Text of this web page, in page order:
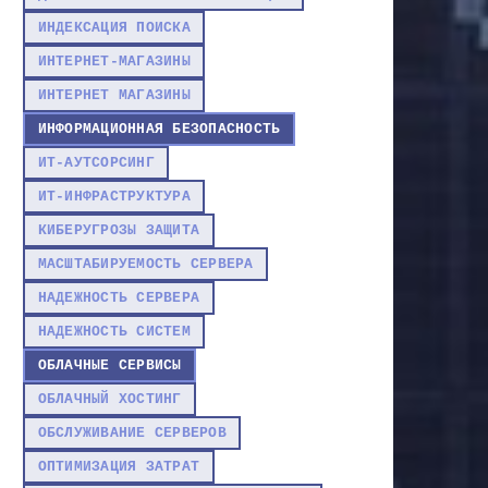
ИНДЕКСАЦИЯ ПОИСКА
ИНТЕРНЕТ-МАГАЗИНЫ
ИНТЕРНЕТ МАГАЗИНЫ
ИНФОРМАЦИОННАЯ БЕЗОПАСНОСТЬ
ИТ-АУТСОРСИНГ
ИТ-ИНФРАСТРУКТУРА
КИБЕРУГРОЗЫ ЗАЩИТА
МАСШТАБИРУЕМОСТЬ СЕРВЕРА
НАДЕЖНОСТЬ СЕРВЕРА
НАДЕЖНОСТЬ СИСТЕМ
ОБЛАЧНЫЕ СЕРВИСЫ
ОБЛАЧНЫЙ ХОСТИНГ
ОБСЛУЖИВАНИЕ СЕРВЕРОВ
ОПТИМИЗАЦИЯ ЗАТРАТ